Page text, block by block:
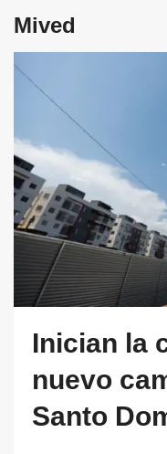
Mived
Inician la
nuevo
Santo